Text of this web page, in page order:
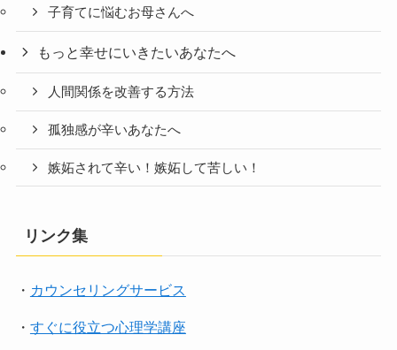
子育てに悩むお母さんへ
もっと幸せにいきたいあなたへ
人間関係を改善する方法
孤独感が辛いあなたへ
嫉妬されて辛い！嫉妬して苦しい！
リンク集
・ カウンセリングサービス
・ すぐに役立つ心理学講座